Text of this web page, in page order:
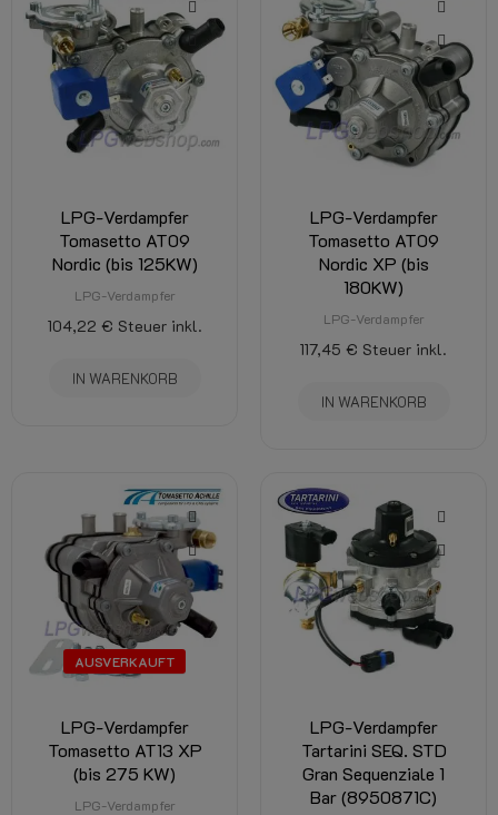
LPG-Verdampfer
Tomasetto AT09
Nordic (bis 125KW)
LPG-Verdampfer
104,22 € Steuer inkl.
IN WARENKORB
LPG-Verdampfer
Tomasetto AT09
Nordic XP (bis
180KW)
LPG-Verdampfer
117,45 € Steuer inkl.
IN WARENKORB
AUSVERKAUFT
LPG-Verdampfer
Tomasetto AT13 XP
(bis 275 KW)
LPG-Verdampfer
LPG-Verdampfer
Tartarini SEQ. STD
Gran Sequenziale 1
Bar (8950871C)